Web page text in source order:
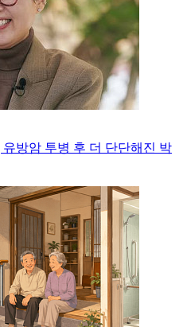
방암 투병 후 더 단단해진 박